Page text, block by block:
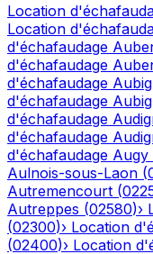
Location
Location
d'échafaudage
d'échafaudage
d'échafaudage
d'échafaudage
d'échafaudage
d'échafaudage
d'échafaudage Augy
Aulnois-sous-Laon (
Autremencourt (
Autreppes (02580)›
(02300)› Location
(02400)› Location